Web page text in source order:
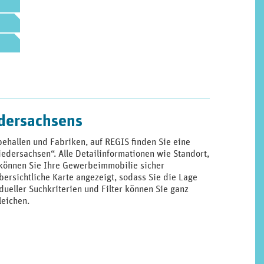
und Fabriken, auf REGIS finden Sie eine
Alle Detailinformationen wie Standort,
Sie Ihre Gewerbeimmobilie sicher
Karte angezeigt, sodass Sie die Lage
Suchkriterien und Filter können Sie ganz